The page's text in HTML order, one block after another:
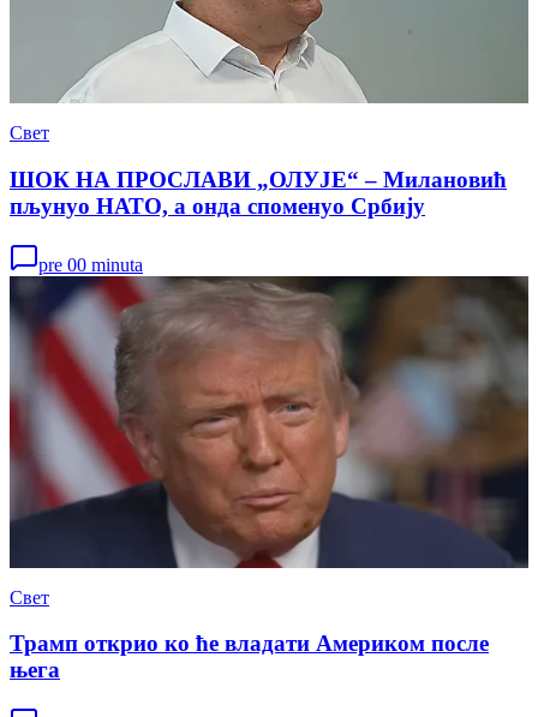
Свет
ШОК НА ПРОСЛАВИ „ОЛУЈЕ“ – Милановић
пљунуо НАТО, а онда споменуо Србију
pre 00 minuta
Свет
Трамп открио ко ће владати Америком после
њега